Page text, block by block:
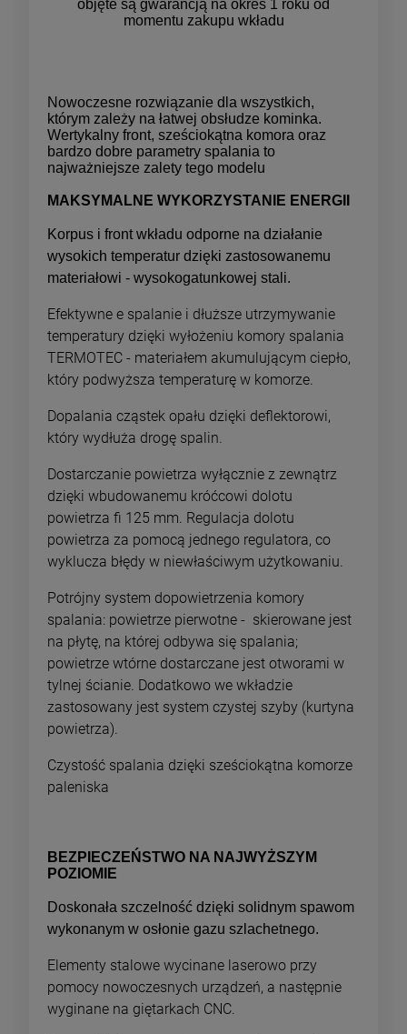
objęte są gwarancją na okres 1 roku od
momentu zakupu wkładu
Nowoczesne rozwiązanie dla wszystkich,
którym zależy na łatwej obsłudze kominka.
Wertykalny front, sześciokątna komora oraz
bardzo dobre parametry spalania to
najważniejsze zalety tego modelu
MAKSYMALNE WYKORZYSTANIE ENERGII
Korpus i front wkładu odporne na działanie
wysokich temperatur dzięki zastosowanemu
materiałowi - wysokogatunkowej stali.
Efektywne e spalanie i dłuższe utrzymywanie
temperatury dzięki wyłożeniu komory spalania
TERMOTEC - materiałem akumulującym ciepło,
który podwyższa temperaturę w komorze.
Dopalania cząstek opału dzięki deflektorowi,
który wydłuża drogę spalin.
Dostarczanie powietrza wyłącznie z zewnątrz
dzięki wbudowanemu króćcowi dolotu
powietrza fi 125 mm. Regulacja dolotu
powietrza za pomocą jednego regulatora, co
wyklucza błędy w niewłaściwym użytkowaniu.
Potrójny system dopowietrzenia komory
spalania: powietrze pierwotne - skierowane jest
na płytę, na której odbywa się spalania;
powietrze wtórne dostarczane jest otworami w
tylnej ścianie. Dodatkowo we wkładzie
zastosowany jest system czystej szyby (kurtyna
powietrza).
Czystość spalania dzięki sześciokątna komorze
paleniska
BEZPIECZEŃSTWO NA NAJWYŻSZYM
POZIOMIE
Doskonała szczelność dzięki solidnym spawom
wykonanym w osłonie gazu szlachetnego.
Elementy stalowe wycinane laserowo przy
pomocy nowoczesnych urządzeń, a następnie
wyginane na giętarkach CNC.